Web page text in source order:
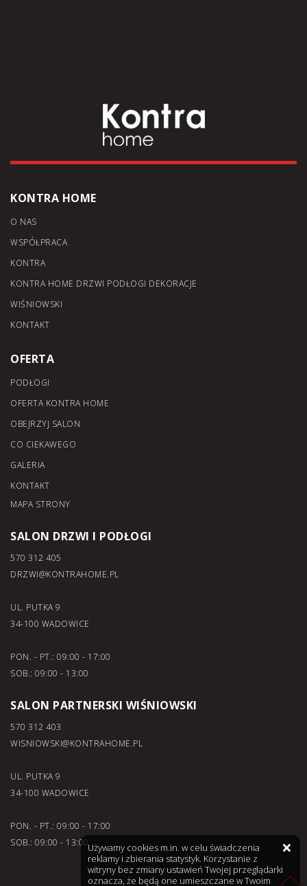
KONTRA HOME
O NAS
WSPÓŁPRACA
KONTRA
KONTRA HOME DRZWI PODŁOGI DEKORACJE
WIŚNIOWSKI
KONTAKT
OFERTA
PODŁOGI
OFERTA KONTRA HOME
OBEJRZYJ SALON
CO CIEKAWEGO
GALERIA
KONTAKT
MAPA STRONY
SALON DRZWI I PODŁOGI
570 312 405
DRZWI@KONTRAHOME.PL
UL. PUTKA 9
34-100 WADOWICE
PON. - PT.: 09:00 - 17:00
SOB.: 09:00 - 13:00
SALON PARTNERSKI WIŚNIOWSKI
570 312 403
WISNIOWSKI@KONTRAHOME.PL
UL. PUTKA 9
34-100 WADOWICE
PON. - PT.: 09:00 - 17:00
SOB.: 09:00 - 13:00Używamy cookies m.in. w celu świadczenia
reklamy i zbierania statystyk. Korzystanie z
witryny bez zmiany ustawień Twojej przeglądarki
oznacza, że będą one umieszczane w Twoim
×